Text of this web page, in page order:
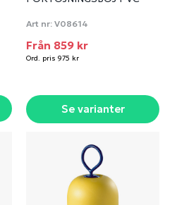
Art nr: V08614
Från 859 kr
Ord. pris 975 kr
Se varianter